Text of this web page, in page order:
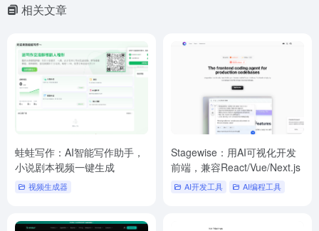
相关文章
蛙蛙写作：AI智能写作助手，
小说剧本视频一键生成
视频生成器
Stagewise：用AI可视化开发
前端，兼容React/Vue/Next.js
AI开发工具 AI编程工具